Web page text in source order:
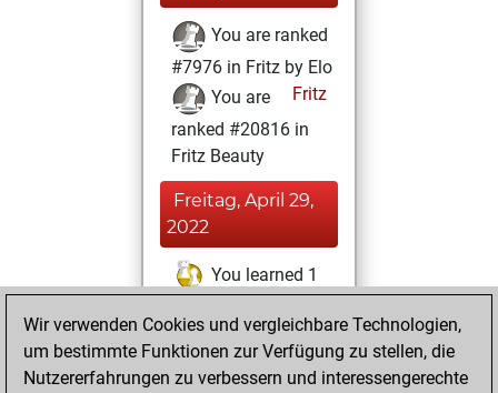
You are ranked
#7976 in Fritz by Elo
Fritz
You are
ranked #20816 in
Fritz Beauty
Freitag, April 29,
2022
You learned 1
Mittwoch,
Oktober 27, 2021
Wir verwenden Cookies und vergleichbare Technologien,
um bestimmte Funktionen zur Verfügung zu stellen, die
Nutzererfahrungen zu verbessern und interessengerechte